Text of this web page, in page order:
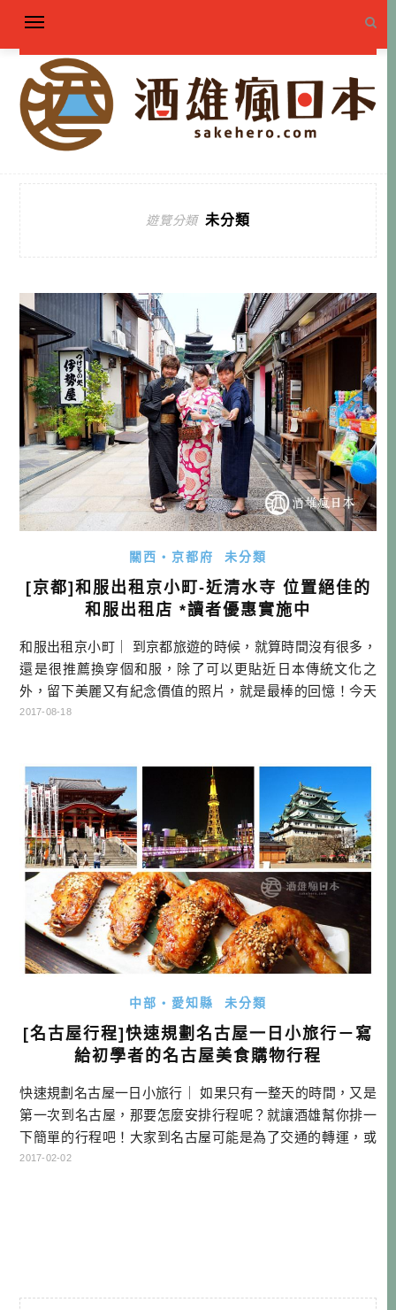
遊覽分類 未分類
關西・京都府 未分類
[京都]和服出租京小町-近清水寺 位置絕佳的
和服出租店 *讀者優惠實施中
和服出租京小町｜ 到京都旅遊的時候，就算時間沒有很多，
還是很推薦換穿個和服，除了可以更貼近日本傳統文化之
外，留下美麗又有紀念價值的照片，就是最棒的回憶！今天
要跟大家推薦的「和服出租京小町」，位於「清水寺道」公
傳送門：點我到讀者優惠 ▲外面這條大路就是東大路通，對
面是京都銀行(東山分行)，另京 […]…
2017-08-18
中部・愛知縣 未分類
[名古屋行程]快速規劃名古屋一日小旅行－寫
給初學者的名古屋美食購物行程
快速規劃名古屋一日小旅行｜ 如果只有一整天的時間，又是
第一次到名古屋，那要怎麼安排行程呢？就讓酒雄幫你排一
下簡單的行程吧！大家到名古屋可能是為了交通的轉運，或
是想要吃吃買買，又可以做些簡單的觀光。本文就針對第一
2017-02-02